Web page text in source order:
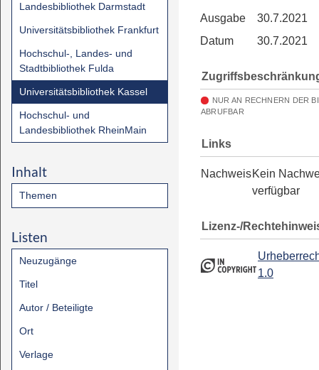
Landesbibliothek Darmstadt
Universitätsbibliothek Frankfurt
Hochschul-, Landes- und
Stadtbibliothek Fulda
Universitätsbibliothek Kassel
Hochschul- und
Landesbibliothek RheinMain
Inhalt
Themen
Listen
Neuzugänge
Titel
Autor / Beteiligte
Ort
Verlage
Ausgabe
30.7.2021
Datum
30.7.2021
NUR AN RECHNERN DER
ABRUFBAR
Links
NachweisKein
verfügbar
Lizenz-/
1.0